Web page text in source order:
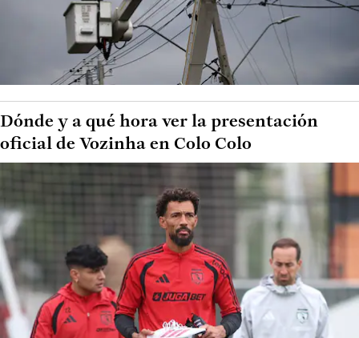
Dónde y a qué hora ver la presentación
oficial de Vozinha en Colo Colo